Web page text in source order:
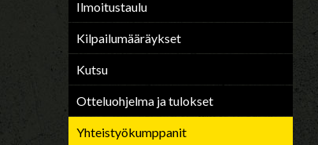
Ilmoitustaulu
Kilpailumääräykset
Kutsu
Otteluohjelma ja tulokset
Yhteistyökumppanit